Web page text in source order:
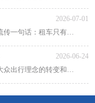
2026-07-01
租车为什么只有一次和无数次？网上一直流传一句话：租车只有一次和无数次。很多人原
2026-06-24
为什么如今租车出行越来越受欢迎？随着大众出行理念的转变和租车行业的规范化发展，租